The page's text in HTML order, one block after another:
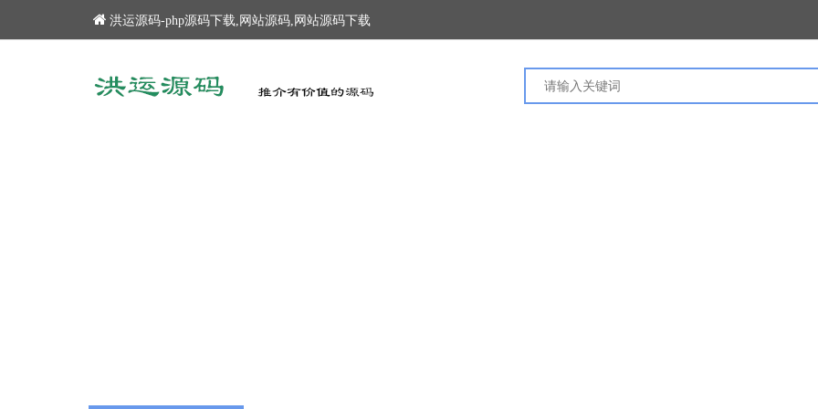
洪运源码-php源码下载,网站源码,网站源码下载